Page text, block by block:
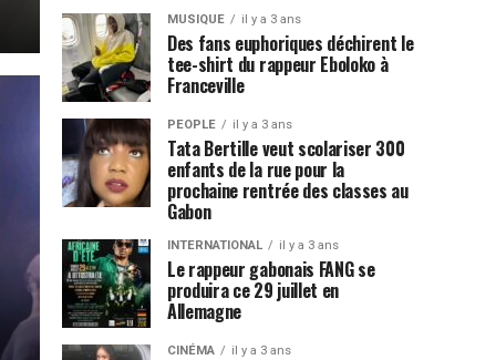
MUSIQUE il y a 3 ans
Des fans euphoriques déchirent le
tee-shirt du rappeur Eboloko à
Franceville
PEOPLE il y a 3 ans
Tata Bertille veut scolariser 300
enfants de la rue pour la
prochaine rentrée des classes au
Gabon
INTERNATIONAL il y a 3 ans
Le rappeur gabonais FANG se
produira ce 29 juillet en
Allemagne
CINÉMA il y a 3 ans